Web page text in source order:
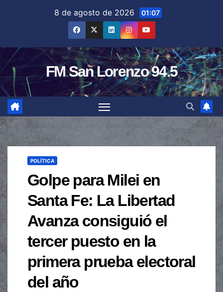
8 de agosto de 2026 01:07
FM San Lorenzo 94.5
POLÍTICA
Golpe para Milei en
Santa Fe: La Libertad
Avanza consiguió el
tercer puesto en la
primera prueba electoral
del año